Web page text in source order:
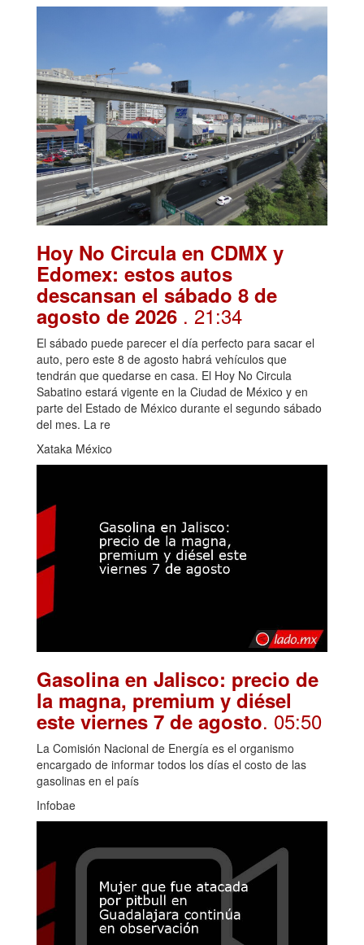
Hoy No Circula en CDMX y
Edomex: estos autos
descansan el sábado 8 de
agosto de 2026 . 21:34
El sábado puede parecer el día perfecto para sacar el
auto, pero este 8 de agosto habrá vehículos que
tendrán que quedarse en casa. El Hoy No Circula
Sabatino estará vigente en la Ciudad de México y en
parte del Estado de México durante el segundo sábado
del mes. La re
Xataka México
Gasolina en Jalisco: precio de
la magna, premium y diésel
este viernes 7 de agosto. 05:50
La Comisión Nacional de Energía es el organismo
encargado de informar todos los días el costo de las
gasolinas en el país
Infobae